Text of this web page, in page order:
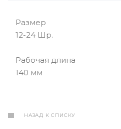
Размер
12-24 Шр.
Рабочая длина
140 мм
НАЗАД К СПИСКУ